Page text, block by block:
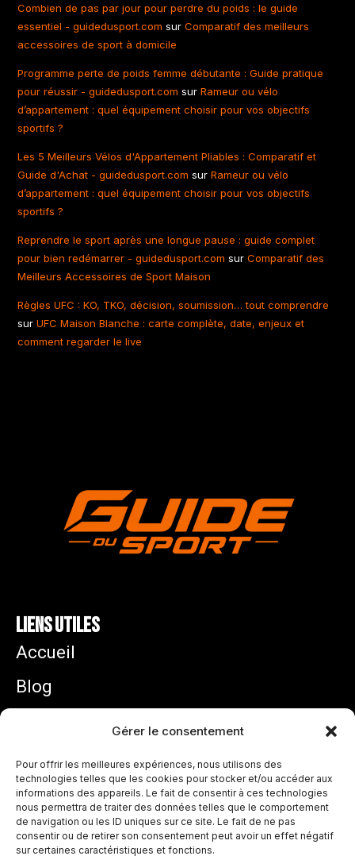
Gérer le consentement
Pour offrir les meilleures expériences, nous utilisons des
technologies telles que les cookies pour stocker et/ou accéder aux
informations des appareils. Le fait de consentir à ces technologies
nous permettra de traiter des données telles que le comportement
de navigation ou les ID uniques sur ce site. Le fait de ne pas
consentir ou de retirer son consentement peut avoir un effet négatif
sur certaines caractéristiques et fonctions.
Combien de pas par jour pour perdre du poids : le guide
essentiel - guidedusport.com surComparatif des meilleurs
accessoires de sport à domicile
Programme perte de poids femme débutante : Guide pratique
pour réussir - guidedusport.com surRameur ou vélo
d’appartement : quel équipement choisir pour vos objectifs
sportifs ?
Les 5 Meilleurs Vélos d'Appartement Pliables : Comparatif et
Guide d'Achat - guidedusport.com surRameur ou vélo
d’appartement : quel équipement choisir pour vos objectifs
sportifs ?
Reprendre le sport après une longue pause : guide complet
pour bien redémarrer - guidedusport.com surComparatif des
Meilleurs Accessoires de Sport Maison
Règles UFC : KO, TKO, décision, soumission… tout comprendre
surUFC Maison Blanche : carte complète, date, enjeux et
comment regarder le live
Liens utiles
Accueil
Blog
Zidane équipe de France : pourquoi son arrivée
ouvre une nouvelle ère chez les Bleus
juillet 31, 2026